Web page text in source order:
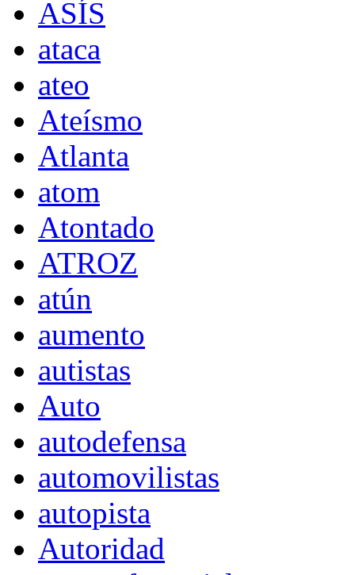
ASÍS
ataca
ateo
Ateísmo
Atlanta
atom
Atontado
ATROZ
atún
aumento
autistas
Auto
autodefensa
automovilistas
autopista
Autoridad